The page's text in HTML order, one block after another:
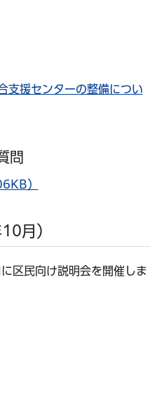
支援センターの整備につい
問
）
月）
区民向け説明会を開催しま